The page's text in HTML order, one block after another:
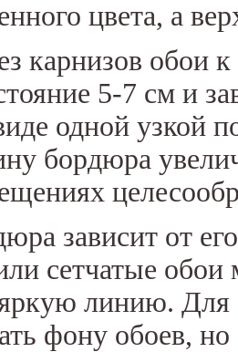
цвета, а
карнизов обои
5-7 см и
одной узкой
бордюра
зависит от
сетчатые
линию. Для
фону обоев,